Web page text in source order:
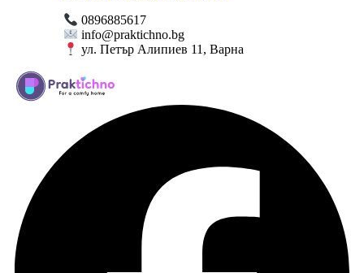
0896885617
info@praktichno.bg
ул. Петър Алипиев 11, Варна